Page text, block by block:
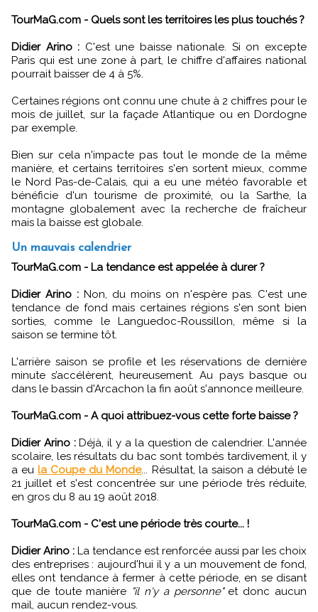
TourMaG.com - Quels sont les territoires les plus touchés ?
Didier Arino : C'est une baisse nationale. Si on excepte
Paris qui est une zone à part, le chiffre d'affaires national
pourrait baisser de 4 à 5%.
Certaines régions ont connu une chute à 2 chiffres pour le
mois de juillet, sur la façade Atlantique ou en Dordogne
par exemple.
Bien sur cela n'impacte pas tout le monde de la même
manière, et certains territoires s'en sortent mieux, comme
le Nord Pas-de-Calais, qui a eu une météo favorable et
bénéficie d'un tourisme de proximité, ou la Sarthe, la
montagne globalement avec la recherche de fraîcheur
mais la baisse est globale.
Un mauvais calendrier
TourMaG.com - La tendance est appelée à durer ?
Didier Arino : Non, du moins on n'espère pas. C'est une
tendance de fond mais certaines régions s'en sont bien
sorties, comme le Languedoc-Roussillon, même si la
saison se termine tôt.
L'arrière saison se profile et les réservations de dernière
minute s’accélèrent, heureusement. Au pays basque ou
dans le bassin d'Arcachon la fin août s'annonce meilleure.
TourMaG.com - A quoi attribuez-vous cette forte baisse ?
Didier Arino :Déjà, il y a la question de calendrier. L'année
scolaire, les résultats du bac sont tombés tardivement, il y
a eu la Coupe du Monde... Résultat, la saison a débuté le
21 juillet et s'est concentrée sur une période très réduite,
en gros du 8 au 19 août 2018.
TourMaG.com - C'est une période très courte... !
Didier Arino : La tendance est renforcée aussi par les choix
des entreprises : aujourd'hui il y a un mouvement de fond,
elles ont tendance à fermer à cette période, en se disant
que de toute manière "il n'y a personne"et donc aucun
mail, aucun rendez-vous.